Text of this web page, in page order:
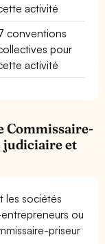
activité
conventions
pour
activité
Commissaire-
judiciaire et
les sociétés
ou
priseur